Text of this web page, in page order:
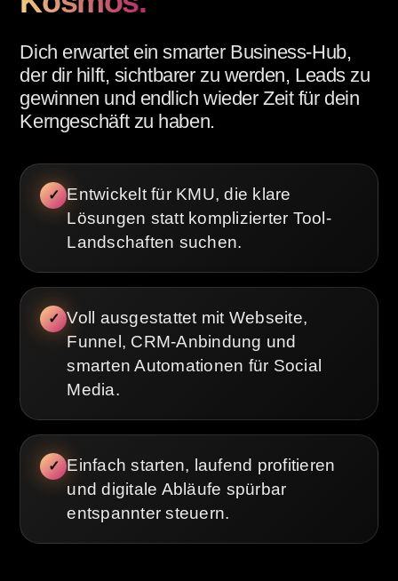
Dich erwartet ein smarter Business-Hub,
der dir hilft, sichtbarer zu werden, Leads zu
gewinnen und endlich wieder Zeit für dein
Kerngeschäft zu haben.
✓ Entwickelt für KMU, die klare
Lösungen statt komplizierter Tool-
Landschaften suchen.
✓ Voll ausgestattet mit Webseite,
Funnel, CRM-Anbindung und
smarten Automationen für Social
Media.
✓ Einfach starten, laufend profitieren
und digitale Abläufe spürbar
entspannter steuern.